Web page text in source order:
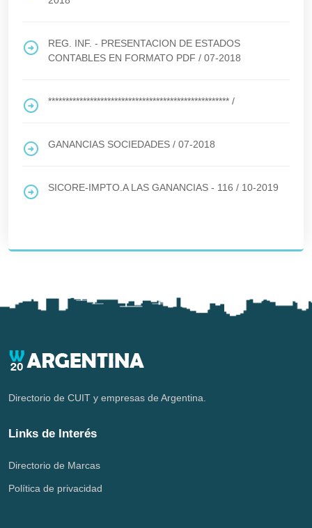
REG. INF. - PRESENTACION DE ESTADOS
CONTABLES EN FORMATO PDF / 07-2018
**************************************************** /
GANANCIAS SOCIEDADES / 07-2018
SICORE-IMPTO.A LAS GANANCIAS - 116 / 10-2019
Directorio de CUIT y empresas de Argentina.
Links de Interés
Directorio de Marcas
Política de privacidad